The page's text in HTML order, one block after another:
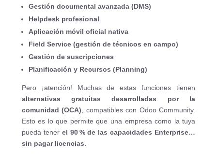
Gestión documental avanzada (DMS)
Helpdesk profesional
Aplicación móvil oficial nativa
Field Service (gestión de técnicos en campo)
Gestión de suscripciones
Planificación y Recursos (Planning)
Pero ¡atención! Muchas de estas funciones tienen
alternativas gratuitas desarrolladas por la
comunidad (OCA) , compatibles con Odoo Community.
Esto es lo que permite que una empresa como la tuya
pueda tener el 90 % de las capacidades Enterprise…
sin pagar licencias.